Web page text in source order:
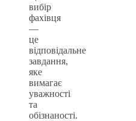
вибір
фахівця
—
це
відповідальне
завдання,
яке
вимагає
уважності
та
обізнаності.